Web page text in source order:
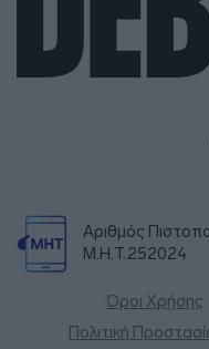
Αριθμός
Μ.Η.Τ.252024
Όροι Χρήσης
Πολιτική